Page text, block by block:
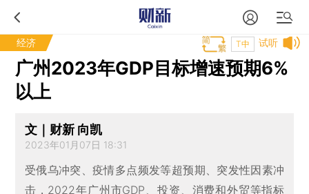
经济 试听
T中
广州2023年GDP目标增速预期6%
以上
文｜财新 向凯
2023年01月07日 18:31
受俄乌冲突、疫情多点频发等超预期、突发性因素冲
击，2022年广州市GDP、投资、消费和外贸等指标